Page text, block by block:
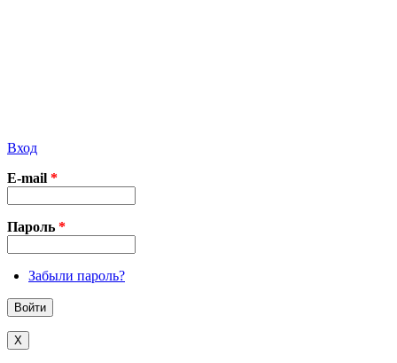
Вход
E-mail *
Пароль *
Забыли пароль?
X